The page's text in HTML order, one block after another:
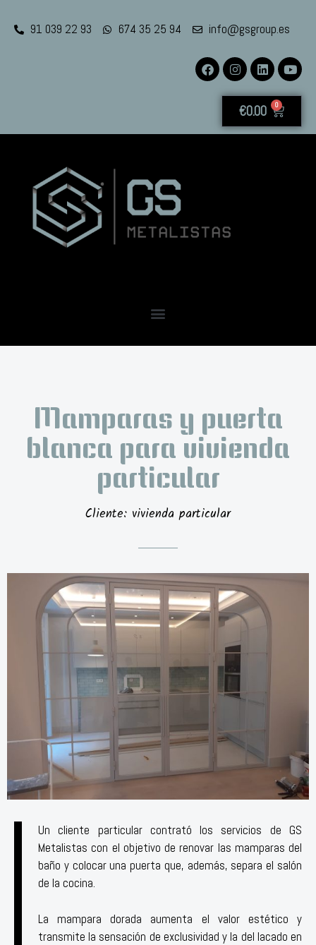
91 039 22 93 674 35 25 94 info@gsgroup.es
€0.00 0
Mamparas y puerta
blanca para vivienda
particular
Cliente: vivienda particular
Un cliente particular contrató los servicios de GS
Metalistas con el objetivo de renovar las mamparas del
baño y colocar una puerta que, además, separa el salón
de la cocina.
La mampara dorada aumenta el valor estético y
transmite la sensación de exclusividad y la del lacado en